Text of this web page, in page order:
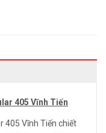
405 Vĩnh Tiến
405 Vĩnh Tiến chiết